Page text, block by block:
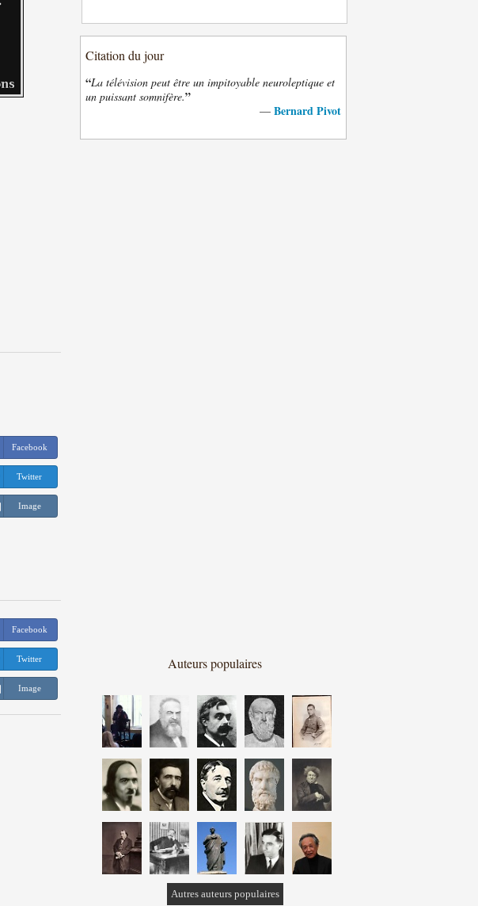
Facebook
Twitter
Image
Facebook
Twitter
Image
Citation du jour
“La télévision peut être un impitoyable neuroleptique et
un puissant somnifère.”
— Bernard Pivot
Auteurs populaires
Autres auteurs populaires